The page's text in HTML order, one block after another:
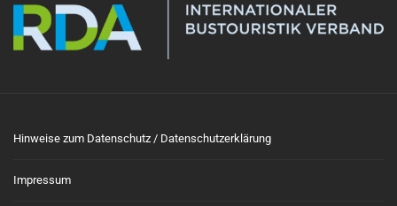
Hinweise zum Datenschutz / Datenschutzerklärung
Impressum